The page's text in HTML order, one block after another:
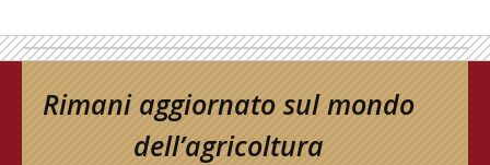
Rimani aggiornato sul mondo
dell’agricoltura